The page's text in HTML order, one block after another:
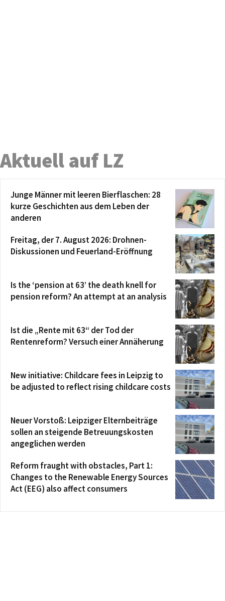
Aktuell auf LZ
Junge Männer mit leeren Bierflaschen: 28
kurze Geschichten aus dem Leben der
anderen
Freitag, der 7. August 2026: Drohnen-
Diskussionen und Feuerland-Eröffnung
Is the ‘pension at 63’ the death knell for
pension reform? An attempt at an analysis
Ist die „Rente mit 63“ der Tod der
Rentenreform? Versuch einer Annäherung
New initiative: Childcare fees in Leipzig to
be adjusted to reflect rising childcare costs
Neuer Vorstoß: Leipziger Elternbeiträge
sollen an steigende Betreuungskosten
angeglichen werden
Reform fraught with obstacles, Part 1:
Changes to the Renewable Energy Sources
Act (EEG) also affect consumers